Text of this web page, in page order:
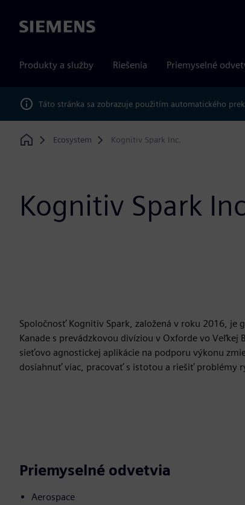
Siemens
Produkty a služby Riešenia Priemyselné
Táto stránka sa zobrazuje použitím automatického
Home
Ecosystem Kognitiv Spark Inc.
Kognitiv Spark
Spoločnosť Kognitiv Spark, založená v roku 2016,
Kanade s prevádzkovou divíziou v Oxforde vo
sieťovo agnostickej aplikácie na podporu výkonu
dosiahnuť viac, pracovať s istotou a riešiť problémy
Priemyselné odvetvia
Aerospace